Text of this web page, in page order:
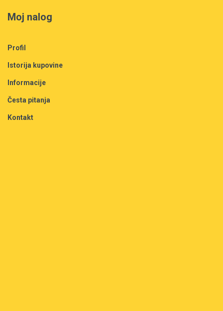
Moj nalog
Profil
Istorija kupovine
Informacije
Česta pitanja
Kontakt